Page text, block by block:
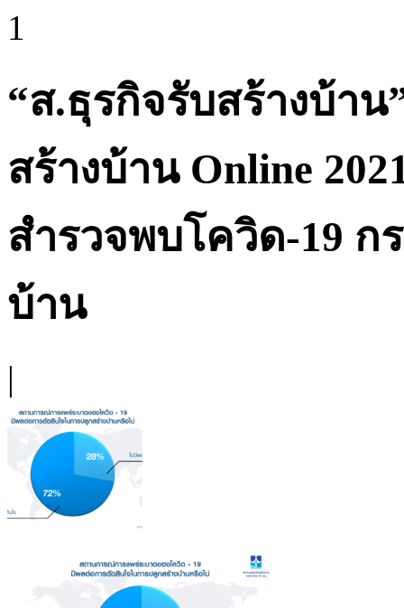
1
“ส.ธุรกิจรับสร้างบ้า
สร้างบ้าน Online
สำรวจพบโควิด-19 ก
บ้าน
|